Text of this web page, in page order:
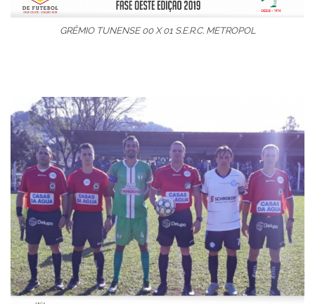
GRÊMIO TUNENSE 00 X 01 S.E.R.C. METROPOL